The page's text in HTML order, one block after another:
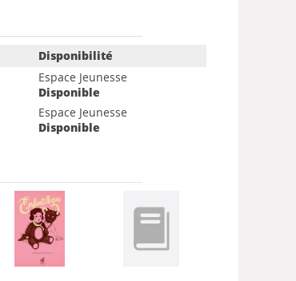
Disponibilité
Espace Jeunesse
Disponible
Espace Jeunesse
Disponible